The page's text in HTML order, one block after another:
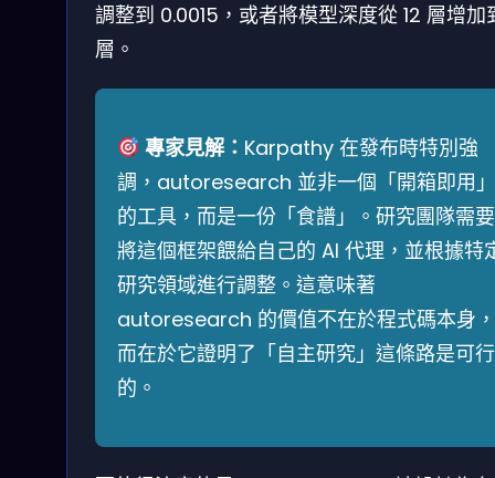
調整到 0.0015，或者將模型深度從 12 層增加
層。
專家見解： Karpathy 在發布時特別強
調，autoresearch 並非一個「開箱即用」
的工具，而是一份「食譜」。研究團隊需要
將這個框架餵給自己的 AI 代理，並根據特
研究領域進行調整。這意味著
autoresearch 的價值不在於程式碼本身，
而在於它證明了「自主研究」這條路是可行
的。